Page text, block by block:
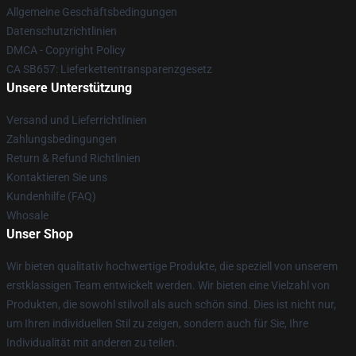
Allgemeine Geschäftsbedingungen
Datenschutzrichtlinien
DMCA - Copyright Policy
CA SB657: Lieferkettentransparenzgesetz
Unsere Unterstützung
Versand und Lieferrichtlinien
Zahlungsbedingungen
Return & Refund Richtlinien
Kontaktieren Sie uns
Kundenhilfe (FAQ)
Whosale
Unser Shop
Wir bieten qualitativ hochwertige Produkte, die speziell von unserem
erstklassigen Team entwickelt werden. Wir bieten eine Vielzahl von
Produkten, die sowohl stilvoll als auch schön sind. Dies ist nicht nur,
um Ihren individuellen Stil zu zeigen, sondern auch für Sie, Ihre
Individualität mit anderen zu teilen.